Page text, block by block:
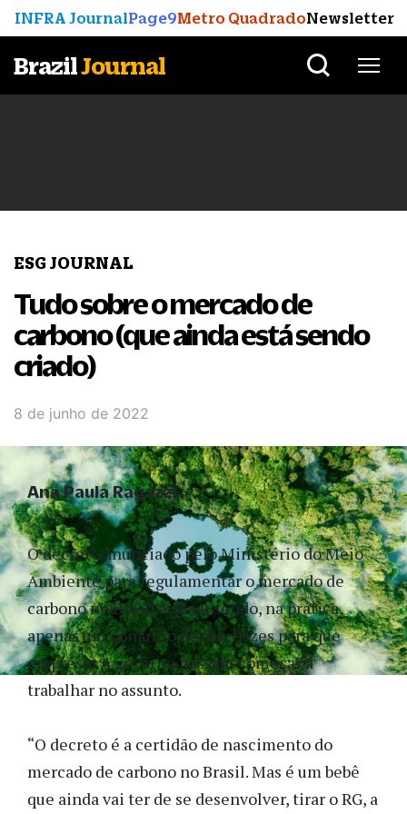
INFRA JournalPage9Metro QuadradoNewsletter
BrazilJournal
ESG JOURNAL
Tudo sobre o mercado de
carbono (que ainda está sendo
criado)
8 de junho de 2022
O decreto anunciado pelo Ministério do Meio
Ambiente para regulamentar o mercado de
carbono no Brasil acabou sendo, na prática,
apenas um conjunto de diretrizes para que
empresas e governo possam começar a
trabalhar no assunto.
“O decreto é a certidão de nascimento do
mercado de carbono no Brasil. Mas é um bebê
que ainda vai ter de se desenvolver, tirar o RG, a
Ana Paula Ragazzi